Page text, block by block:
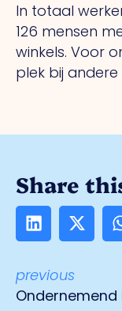
In totaal
126 mensen
winkels. Voor
plek bij andere
Share
previous